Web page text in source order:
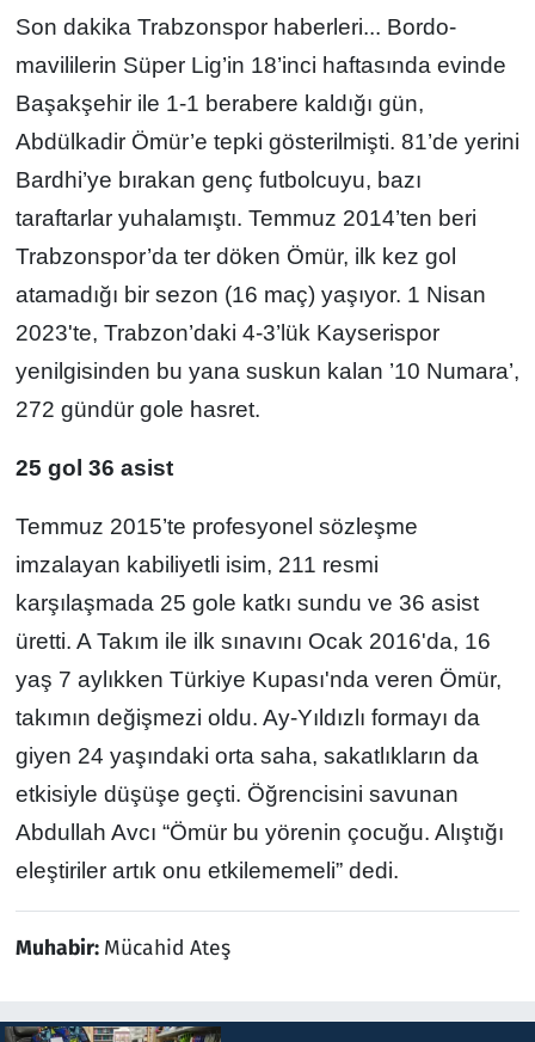
Son dakika Trabzonspor haberleri... Bordo-
mavililerin Süper Lig’in 18’inci haftasında evinde
Başakşehir ile 1-1 berabere kaldığı gün,
Abdülkadir Ömür’e tepki gösterilmişti. 81’de yerini
Bardhi’ye bırakan genç futbolcuyu, bazı
taraftarlar yuhalamıştı. Temmuz 2014’ten beri
Trabzonspor’da ter döken Ömür, ilk kez gol
atamadığı bir sezon (16 maç) yaşıyor. 1 Nisan
2023'te, Trabzon’daki 4-3’lük Kayserispor
yenilgisinden bu yana suskun kalan ’10 Numara’,
272 gündür gole hasret.
25 gol 36 asist
Temmuz 2015’te profesyonel sözleşme
imzalayan kabiliyetli isim, 211 resmi
karşılaşmada 25 gole katkı sundu ve 36 asist
üretti. A Takım ile ilk sınavını Ocak 2016'da, 16
yaş 7 aylıkken Türkiye Kupası'nda veren Ömür,
takımın değişmezi oldu. Ay-Yıldızlı formayı da
giyen 24 yaşındaki orta saha, sakatlıkların da
etkisiyle düşüşe geçti. Öğrencisini savunan
Abdullah Avcı “Ömür bu yörenin çocuğu. Alıştığı
eleştiriler artık onu etkilememeli” dedi.
Muhabir: Mücahid Ateş
Spor
Teknoloji ve Bilim
Televizyon